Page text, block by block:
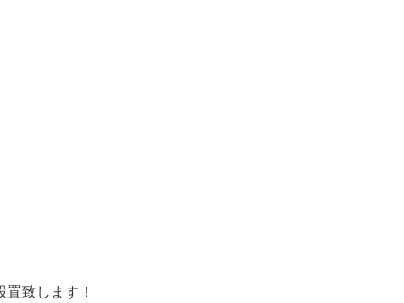
致します！